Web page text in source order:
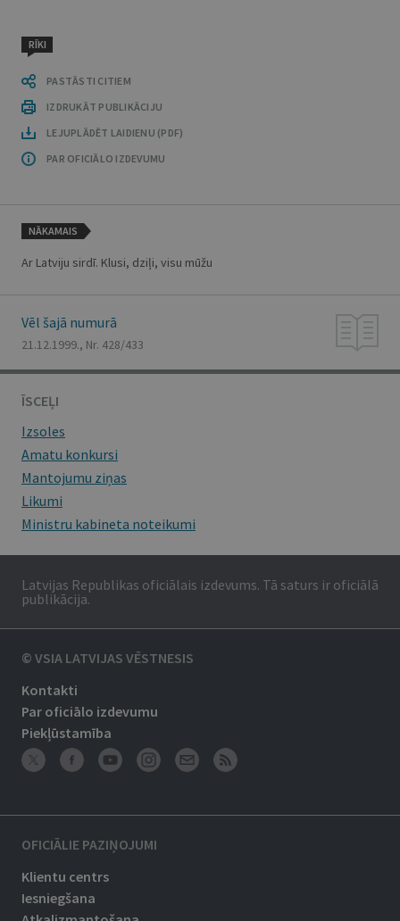
RĪKI
PASTĀSTI CITIEM
IZDRUKĀT PUBLIKĀCIJU
LEJUPLĀDĒT LAIDIENU (PDF)
PAR OFICIĀLO IZDEVUMU
NĀKAMAIS
Ar Latviju sirdī. Klusi, dziļi, visu mūžu
Vēl šajā numurā
21.12.1999., Nr. 428/433
ĪSCEĻI
Izsoles
Amatu konkursi
Mantojumu ziņas
Likumi
Ministru kabineta noteikumi
Latvijas Republikas oficiālais izdevums. Tā saturs ir oficiālā
publikācija.
© VSIA LATVIJAS VĒSTNESIS
Kontakti
Par oficiālo izdevumu
Piekļūstamība
OFICIĀLIE PAZIŅOJUMI
Klientu centrs
Iesniegšana